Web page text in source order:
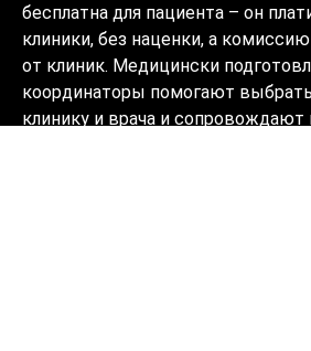
бесплатна для пациента – он
клиники, без наценки, а
от клиник. Медицински
координаторы помогают
клинику и врача и